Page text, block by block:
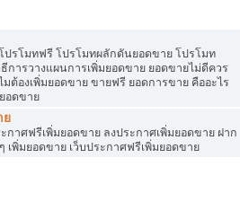
ปรโมทฟรี โปรโมทผลักดันยอดขาย โปรโมท
การวางแผนการเพิ่มยอดขาย ยอดขายไม่ดีควร
มต้องเพิ่มยอดขาย ขายฟรี ยอดการขาย คืออะไร
อดขาย
ย
าศฟรีเพิ่มยอดขาย ลงประกาศเพิ่มยอดขาย ฝาก
เพิ่มยอดขาย เว็บประกาศฟรีเพิ่มยอดขาย